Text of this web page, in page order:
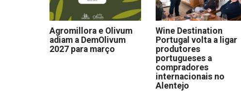
Agromillora e Olivum
adiam a DemOlivum
2027 para março
Wine Destination
Portugal volta a ligar
produtores
portugueses a
compradores
internacionais no
Alentejo